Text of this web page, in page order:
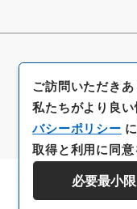
ご訪問いただきあ
私たちがより良
バシーポリシー
取得と利用に同意
必要最小限